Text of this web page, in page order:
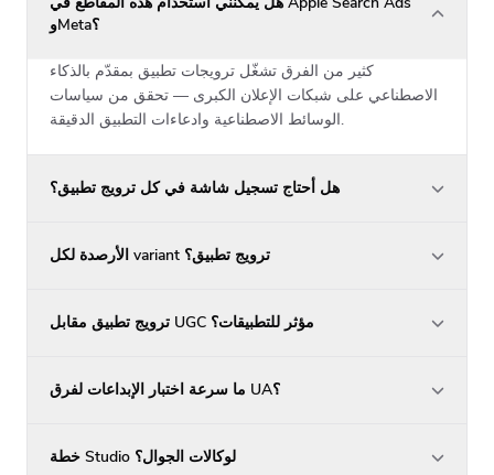
وMeta؟
كثير من الفرق تشغّل ترويجات تطبيق بمقدّم بالذكاء
الاصطناعي على شبكات الإعلان الكبرى — تحقق من سياسات
الوسائط الاصطناعية وادعاءات التطبيق الدقيقة.
هل أحتاج تسجيل شاشة في كل ترويج تطبيق؟
الأرصدة لكل variant ترويج تطبيق؟
ترويج تطبيق مقابل UGC مؤثر للتطبيقات؟
ما سرعة اختبار الإبداعات لفرق UA؟
خطة Studio لوكالات الجوال؟